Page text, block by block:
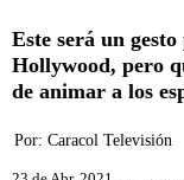
Este será un
Hollywood, pero
de animar a los
Por: Caracol Televisión